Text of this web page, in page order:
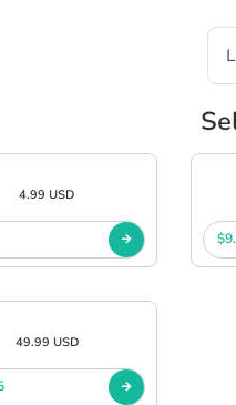
4.99 USD
49.99 USD